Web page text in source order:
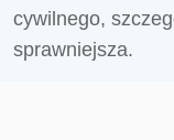
cywilnego,
sprawniejsza.